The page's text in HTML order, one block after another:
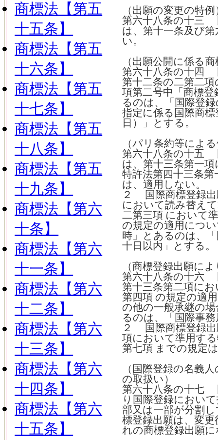
（出願の変更の特例
第六十八条の十三
は、第十一条及び
い。
（出願公開に係る
第六十八条の十四
第十二条の二第二
項第二号中「商標
るのは、「国際登
指定に係る国際商
日）」とする。
（パリ条約等によ
第六十八条の十五
は、第十三条第一
特許法第四十三条
は、適用しない。
２ 国際商標登録出
において読み替え
二第三項 において
の規定の適用につ
時」とあるのは、
十日以内」とする。
（商標登録出願に
第六十八条の十六
第十三条第二項に
第四項 の規定の適
の他の一般承継の
るのは、「国際事
２ 国際商標登録出
項において準用す
第七項 までの規定
（国際登録の名義
の取扱い）
第六十八条の十七
り国際登録におい
部又は一部が分割
標登録出願は、変
れの商標登録出願
商標法【第五
十五条】
商標法【第五
十六条】
商標法【第五
十七条】
商標法【第五
十八条】
商標法【第五
十九条】
商標法【第六
十条】
商標法【第六
十一条】
商標法【第六
十二条】
商標法【第六
十三条】
商標法【第六
十四条】
商標法【第六
十五条】